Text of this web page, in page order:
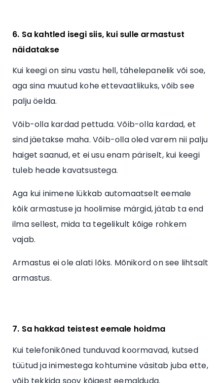
6. Sa kahtled isegi siis, kui sulle armastust
näidatakse
Kui keegi on sinu vastu hell, tähelepanelik või soe,
aga sina muutud kohe ettevaatlikuks, võib see
palju öelda.
Võib-olla kardad pettuda. Võib-olla kardad, et
sind jäetakse maha. Võib-olla oled varem nii palju
haiget saanud, et ei usu enam päriselt, kui keegi
tuleb heade kavatsustega.
Aga kui inimene lükkab automaatselt eemale
kõik armastuse ja hoolimise märgid, jätab ta end
ilma sellest, mida ta tegelikult kõige rohkem
vajab.
Armastus ei ole alati lõks. Mõnikord on see lihtsalt
armastus.
7. Sa hakkad teistest eemale hoidma
Kui telefonikõned tunduvad koormavad, kutsed
tüütud ja inimestega kohtumine väsitab juba ette,